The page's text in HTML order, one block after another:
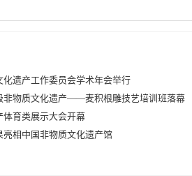
化遗产工作委员会学术年会举行
非物质文化遗产——麦积根雕技艺培训班落幕
体育类展示大会开幕
亮相中国非物质文化遗产馆